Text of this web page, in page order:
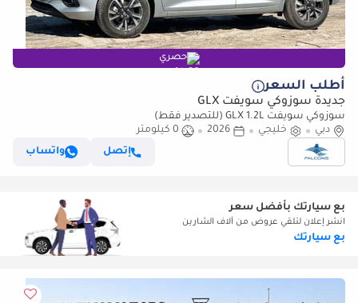
حصري
أطلب السعر
جديدة سوزوكي سويفت GLX
سوزوكي سويفت GLX 1.2L (للتصدير فقط)
دبي
خليجي 2026
0 كيلومتر
إتصل
واتساب
بع سيارتك بأفضل سعر
انشر إعلان لتلقي عروض من آلاف الشارين
بع سيارتك